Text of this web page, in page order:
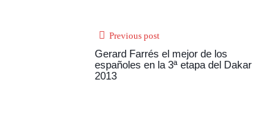
Previous post
Gerard Farrés el mejor de los
españoles en la 3ª etapa del Dakar
2013